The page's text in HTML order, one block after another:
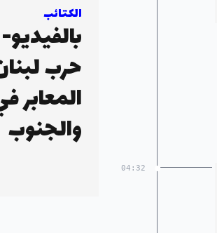
الكتائب
حرب
المعابر
والجنوب
04:32